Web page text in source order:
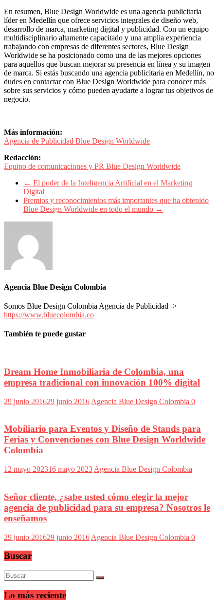
En resumen, Blue Design Worldwide es una agencia publicitaria
líder en Medellín que ofrece servicios integrales de diseño web,
desarrollo de marca, marketing digital y publicidad. Con un equipo
multidisciplinario altamente capacitado y una amplia experiencia
trabajando con empresas de diferentes sectores, Blue Design
Worldwide se ha posicionado como una de las mejores opciones
para aquellos que buscan mejorar su presencia en línea y su imagen
de marca. Si estás buscando una agencia publicitaria en Medellín, no
dudes en contactar con Blue Design Worldwide para conocer más
sobre sus servicios y cómo pueden ayudarte a lograr tus objetivos de
negocio.
Más información:
Agencia de Publicidad Blue Design Worldwide
Redacción:
Equipo de comunicaciones y PR Blue Design Worldwide
← El poder de la Inteligencia Artificial en el Marketing
Digital
Premios y reconocimientos más importantes que ha obtenido
Blue Design Worldwide en todo el mundo →
Agencia Blue Design Colombia
Somos Blue Design Colombia Agencia de Publicidad ->
https://www.bluecolombia.co
También te puede gustar
Dream Home Inmobiliaria de Colombia, una
empresa tradicional con innovación 100% digital
29 junio 201629 junio 2016 Agencia Blue Design Colombia 0
Mobiliario para Eventos y Diseño de Stands para
Ferias y Convenciones con Blue Design Worldwide
Colombia
12 mayo 202316 mayo 2023 Agencia Blue Design Colombia
Señor cliente, ¿sabe usted cómo elegir la mejor
agencia de publicidad para su empresa? Nosotros le
enseñamos
29 junio 201629 junio 2016 Agencia Blue Design Colombia 0
Buscar
Lo más reciente